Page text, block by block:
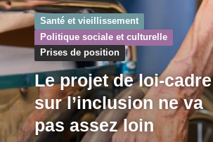
Santé et vieillissement
Politique sociale et culturelle
Prises de position
Le projet de loi-cadre
sur l’inclusion ne va
pas assez loin